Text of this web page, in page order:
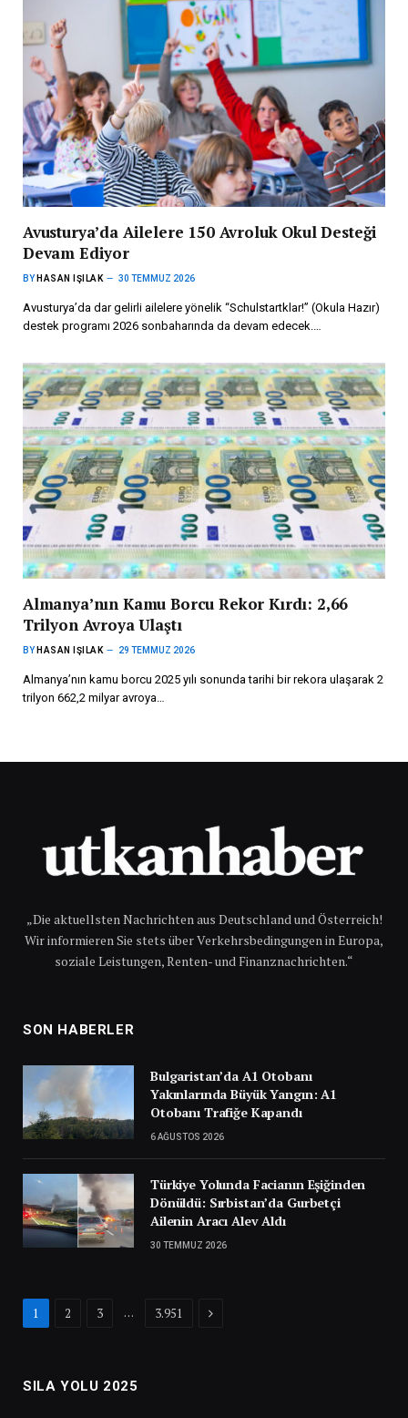
Avusturya’da Ailelere 150 Avroluk Okul Desteği
Devam Ediyor
BY HASAN IŞILAK 30 TEMMUZ 2026
Avusturya’da dar gelirli ailelere yönelik “Schulstartklar!” (Okula Hazır)
destek programı 2026 sonbaharında da devam edecek.…
Almanya’nın Kamu Borcu Rekor Kırdı: 2,66
Trilyon Avroya Ulaştı
BY HASAN IŞILAK 29 TEMMUZ 2026
Almanya’nın kamu borcu 2025 yılı sonunda tarihi bir rekora ulaşarak 2
trilyon 662,2 milyar avroya…
„Die aktuellsten Nachrichten aus Deutschland und Österreich!
Wir informieren Sie stets über Verkehrsbedingungen in Europa,
soziale Leistungen, Renten- und Finanznachrichten.“
SON HABERLER
Bulgaristan’da A1 Otobanı
Yakınlarında Büyük Yangın: A1
Otobanı Trafiğe Kapandı
6 AĞUSTOS 2026
Türkiye Yolunda Facianın Eşiğinden
Dönüldü: Sırbistan’da Gurbetçi
Ailenin Aracı Alev Aldı
30 TEMMUZ 2026
1 2 3 … 3.951 Next
SILA YOLU 2025